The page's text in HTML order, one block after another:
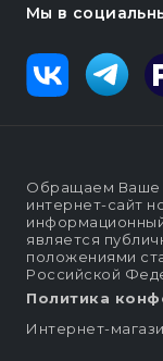
Мы в
Обращаем Ваше
интернет-сайт
информационный
является
положениями
Российской
Политика
Интернет-